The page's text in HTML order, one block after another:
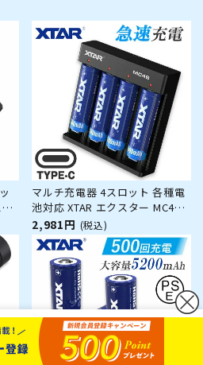
マルチ充電器 4スロット 各種電
池対応 XTAR エクスター MC4S
USB式 リチウムイオン ニッケル
水素 高速充電
【バッテリー別売】
2,981円 (税込)
ンへ移動